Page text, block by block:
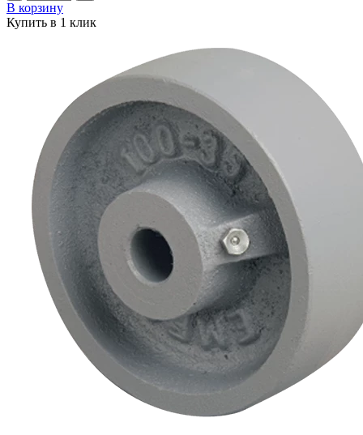
В корзину
Купить в 1 клик